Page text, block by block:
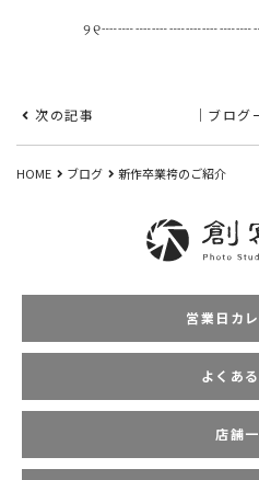
次の記事 ｜ブログ
HOME ブログ 新作卒業袴のご紹介
営業日カ
よくあ
店舗